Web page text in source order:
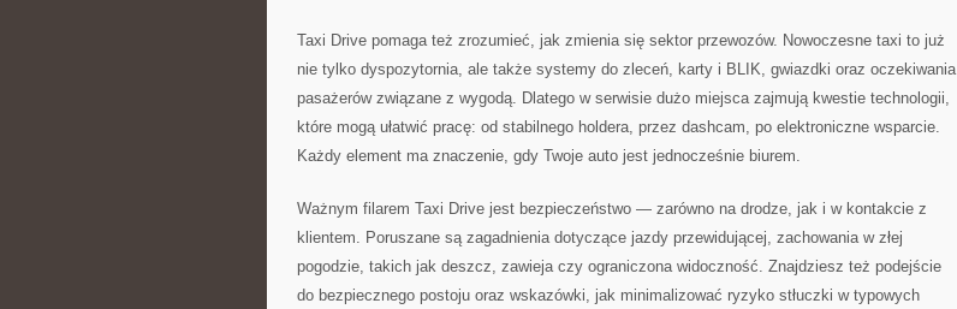
Taxi Drive pomaga też zrozumieć, jak zmienia się sektor przewozów. Nowoczesne taxi to już
nie tylko dyspozytornia, ale także systemy do zleceń, karty i BLIK, gwiazdki oraz oczekiwania
pasażerów związane z wygodą. Dlatego w serwisie dużo miejsca zajmują kwestie technologii,
które mogą ułatwić pracę: od stabilnego holdera, przez dashcam, po elektroniczne wsparcie.
Każdy element ma znaczenie, gdy Twoje auto jest jednocześnie biurem.
Ważnym filarem Taxi Drive jest bezpieczeństwo — zarówno na drodze, jak i w kontakcie z
klientem. Poruszane są zagadnienia dotyczące jazdy przewidującej, zachowania w złej
pogodzie, takich jak deszcz, zawieja czy ograniczona widoczność. Znajdziesz też podejście
do bezpiecznego postoju oraz wskazówki, jak minimalizować ryzyko stłuczki w typowych